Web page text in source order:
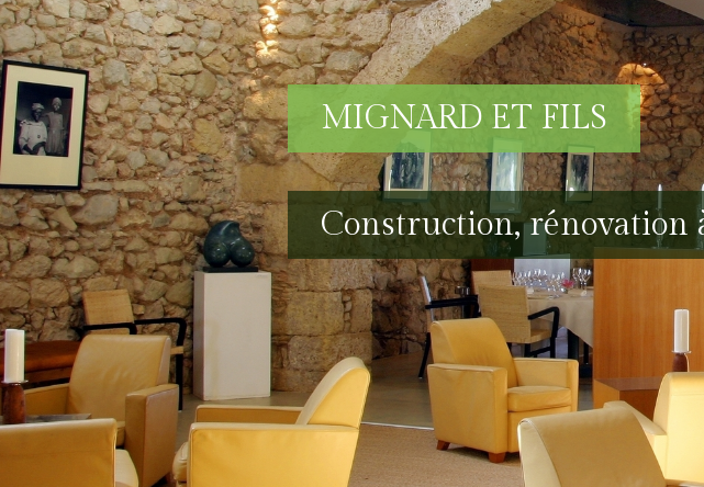
MIGNARD ET FILS
Construction, rénovation